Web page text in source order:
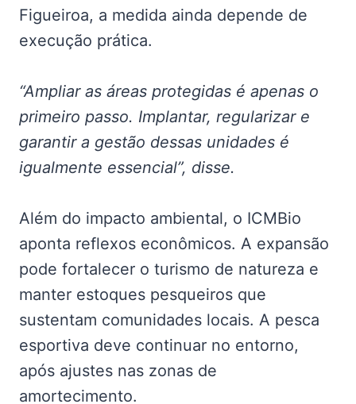
Figueiroa, a medida ainda depende de
execução prática.
“Ampliar as áreas protegidas é apenas o
primeiro passo. Implantar, regularizar e
garantir a gestão dessas unidades é
igualmente essencial”, disse.
Além do impacto ambiental, o ICMBio
aponta reflexos econômicos. A expansão
pode fortalecer o turismo de natureza e
manter estoques pesqueiros que
sustentam comunidades locais. A pesca
esportiva deve continuar no entorno,
após ajustes nas zonas de
amortecimento.